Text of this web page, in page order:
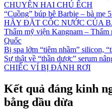
CHUYỆN HAI CHÚ ẾCH
“Cuồng” búp bê Barbie – bà mẹ
HÃY ĐẶT CỐC NƯỚC CỦA
Thẩm mỹ viện Kangnam – Thẩm
Quốc
Bị spa lởm “tiêm nhầm” silicon,
Sự thật về “thần dược” serum
CHIẾC VÍ BỊ ĐÁNH RƠI
Kết quả đáng kinh
bằng dầu dừa